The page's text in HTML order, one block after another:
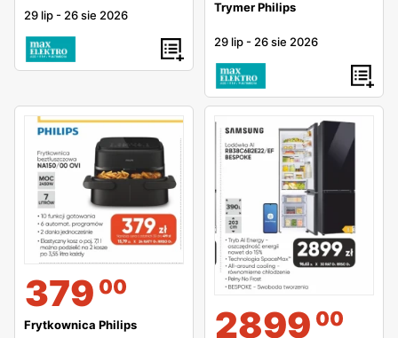
29 lip - 26 sie 2026
Trymer Philips
29 lip - 26 sie 2026
379 00
Frytkownica Philips 2899 00